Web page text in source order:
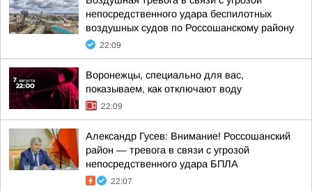
непосредственного удара беспилотных
воздушных судов по Россошанскому району
22:09
Воронежцы, специально для вас,
показываем, как отключают воду
22:09
Александр Гусев: Внимание! Россошанский
район — тревога в связи с угрозой
непосредственного удара БПЛА
22:07